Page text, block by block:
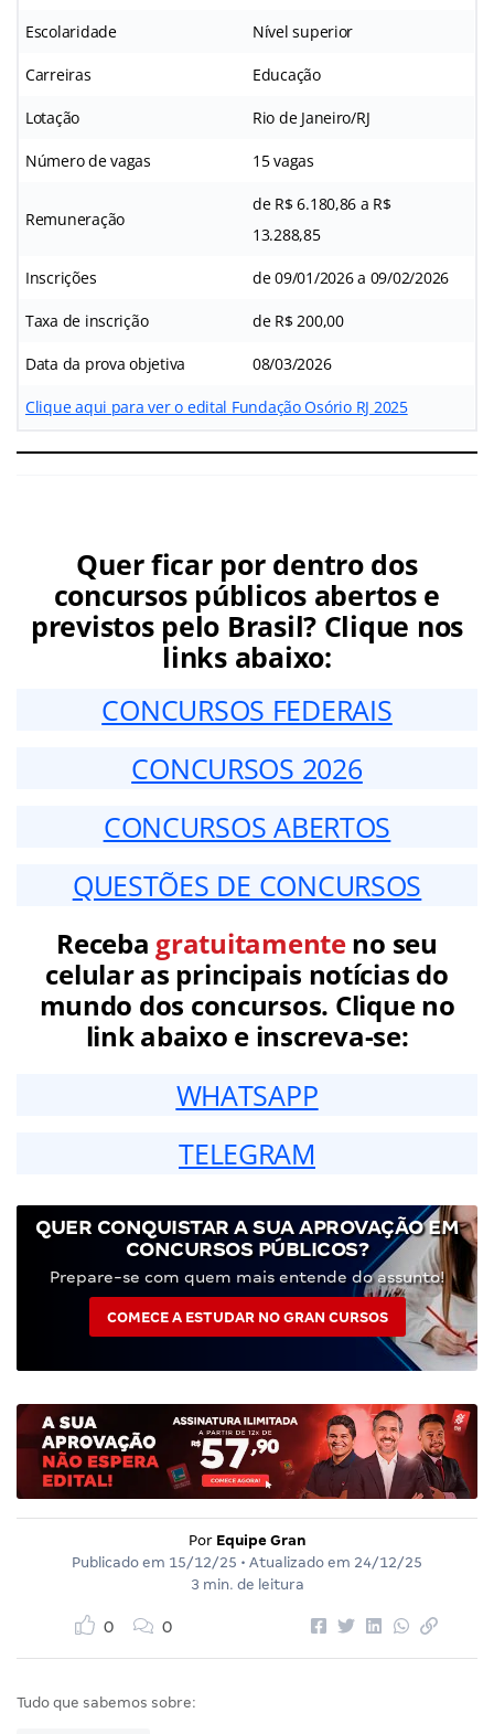
Escolaridade Nível superior
Carreiras Educação
Lotação Rio de Janeiro/RJ
Número de vagas 15 vagas
Remuneração
de R$ 6.180,86 a R$
13.288,85
Inscrições de 09/01/2026 a 09/02/2026
Taxa de inscrição de R$ 200,00
Data da prova objetiva 08/03/2026
Clique aqui para ver o edital Fundação Osório RJ 2025
Quer ficar por dentro dos
concursos públicos abertos e
previstos pelo Brasil? Clique nos
links abaixo:
CONCURSOS FEDERAIS
CONCURSOS 2026
CONCURSOS ABERTOS
QUESTÕES DE CONCURSOS
Receba gratuitamenteno seu
celular as principais notícias do
mundo dos concursos. Clique no
link abaixo e inscreva-se:
WHATSAPP
TELEGRAM
QUER CONQUISTAR A SUA APROVAÇÃO EM
CONCURSOS PÚBLICOS?
Prepare-se com quem mais entende do assunto!
COMECE A ESTUDAR NO GRAN CURSOS
Por Equipe Gran
Publicado em 15/12/25 • Atualizado em 24/12/25
3 min. de leitura
0 0
Tudo que sabemos sobre: